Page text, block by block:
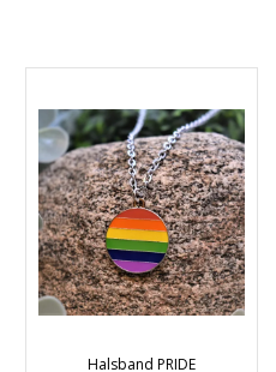
Halsband PRIDE